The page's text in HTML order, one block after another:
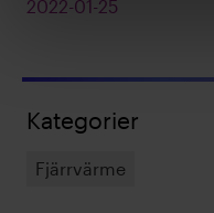
2022-01-25
Kategorier
Fjärrvärme